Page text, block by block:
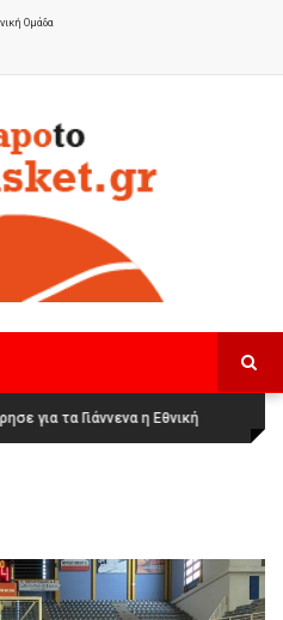
Ομάδα
Καβάλας στην Women
1
για τα Γιάννενα η Εθνική
: